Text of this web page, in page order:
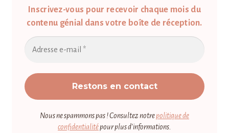
Inscrivez-vous pour recevoir chaque mois du
contenu génial dans votre boîte de réception.
Nous ne spammons pas ! Consultez notrepolitique de
confidentialitépour plus d’informations.